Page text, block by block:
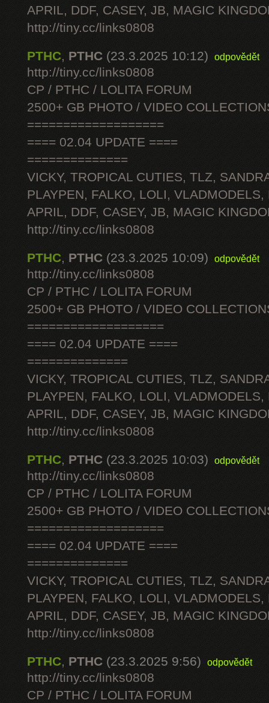
APRIL, DDF, CASEY, JB, MAGIC
http://tiny.cc/links0808
PTHC, PTHC (23.3.2025 10:12) odpovědět
http://tiny.cc/links0808
CP / PTHC / LOLITA FORUM
2500+ GB PHOTO / VIDEO
===================
==== 02.04 UPDATE ====
==============
VICKY, TROPICAL CUTIES, TLZ,
PLAYPEN, FALKO, LOLI, VLADMODELS,
APRIL, DDF, CASEY, JB, MAGIC
http://tiny.cc/links0808
PTHC, PTHC (23.3.2025 10:09) odpovědět
http://tiny.cc/links0808
CP / PTHC / LOLITA FORUM
2500+ GB PHOTO / VIDEO
===================
==== 02.04 UPDATE ====
==============
VICKY, TROPICAL CUTIES, TLZ,
PLAYPEN, FALKO, LOLI, VLADMODELS,
APRIL, DDF, CASEY, JB, MAGIC
http://tiny.cc/links0808
PTHC, PTHC (23.3.2025 10:03) odpovědět
http://tiny.cc/links0808
CP / PTHC / LOLITA FORUM
2500+ GB PHOTO / VIDEO
===================
==== 02.04 UPDATE ====
==============
VICKY, TROPICAL CUTIES, TLZ,
PLAYPEN, FALKO, LOLI, VLADMODELS,
APRIL, DDF, CASEY, JB, MAGIC
http://tiny.cc/links0808
PTHC, PTHC (23.3.2025 9:56) odpovědět
http://tiny.cc/links0808
CP / PTHC / LOLITA FORUM